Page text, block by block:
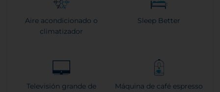
Aire acondicionado o
climatizador
Sleep Better
Televisión grande de
Máquina de café espresso